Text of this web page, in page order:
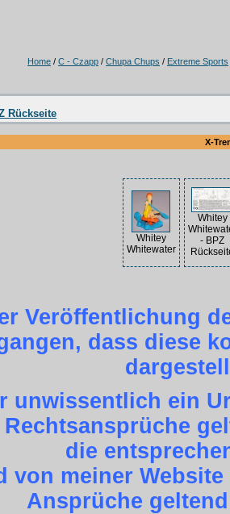
Home / C - Czapp / Chupa Chups / Extreme Sports
Rückseite
X-
Whitey
Whitewater
Whitey
- BPZ
Veröffentlichung
dass diese
unwissentlich ein
Rechtsansprüche
die
von meiner
Ansprüche